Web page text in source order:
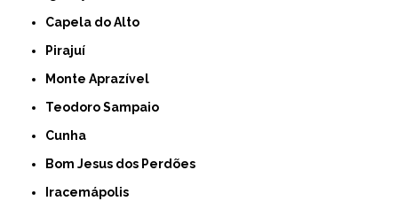
Capela do Alto
Pirajuí
Monte Aprazível
Teodoro Sampaio
Cunha
Bom Jesus dos Perdões
Iracemápolis